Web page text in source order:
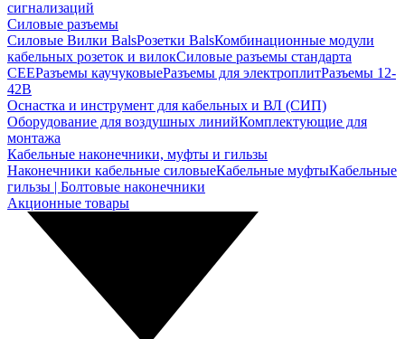
сигнализаций
Силовые разъемы
Силовые Вилки BalsРозетки BalsКомбинационные модули
кабельных розеток и вилокСиловые разъемы стандарта
CEEРазъемы каучуковыеРазъемы для электроплитРазъемы 12-
42В
Оснастка и инструмент для кабельных и ВЛ (СИП)
Оборудование для воздушных линийКомплектующие для
монтажа
Кабельные наконечники, муфты и гильзы
Наконечники кабельные силовыеКабельные муфтыКабельные
гильзы | Болтовые наконечники
Акционные товары